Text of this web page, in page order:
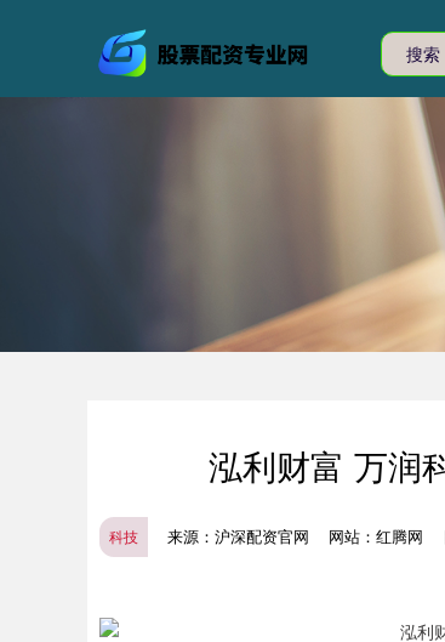
泓利财富 万润
科技 来源：沪深配资官网 网站：红腾网